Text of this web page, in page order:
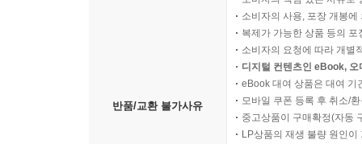
반품/교환 불가사유
소비자의 사용, 포장 개봉
복제가 가능한 상품 등의
소비자의 요청에 따라 개별
디지털 컨텐츠인 eBook,
eBook 대여 상품은 대여 기
모바일 쿠폰 등록 후 취소/
중고상품이 구매확정(자동
LP상품의 재생 불량 원인